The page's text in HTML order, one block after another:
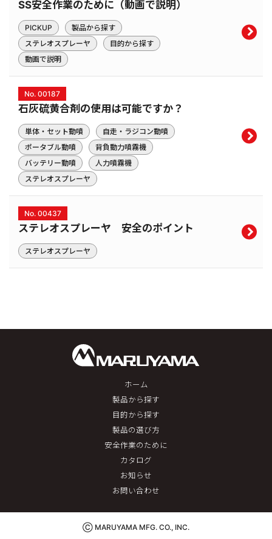
SS安全作業のために（動画で説明）
PICKUP
製品から探す
ステレオスプレーヤ
目的から探す
動画で説明
No. 00187
石灰硫黄合剤の使用は可能ですか？
単体・セット動噴
自走・ラジコン動噴
ポータブル動噴
背負動力噴霧機
バッテリー動噴
人力噴霧機
ステレオスプレーヤ
No. 00437
ステレオスプレーヤ 安全のポイント
ステレオスプレーヤ
ホーム
製品から探す
目的から探す
製品の選び方
安全作業のために
カタログ
お知らせ
お問い合わせ
Ⓒ MARUYAMA MFG. CO., INC.